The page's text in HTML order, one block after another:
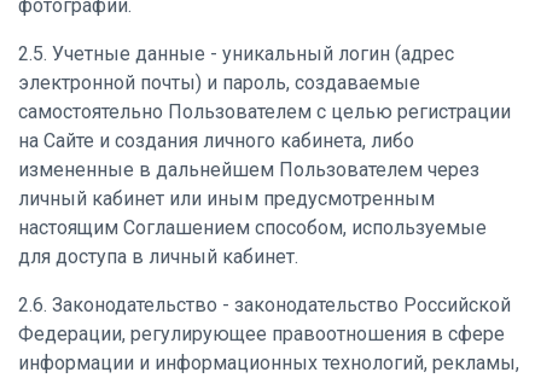
фотографии.
2.5. Учетные данные - уникальный логин (адрес
электронной почты) и пароль, создаваемые
самостоятельно Пользователем с целью регистрации
на Сайте и создания личного кабинета, либо
измененные в дальнейшем Пользователем через
личный кабинет или иным предусмотренным
настоящим Соглашением способом, используемые
для доступа в личный кабинет.
2.6. Законодательство - законодательство Российской
Федерации, регулирующее правоотношения в сфере
информации и информационных технологий, рекламы,